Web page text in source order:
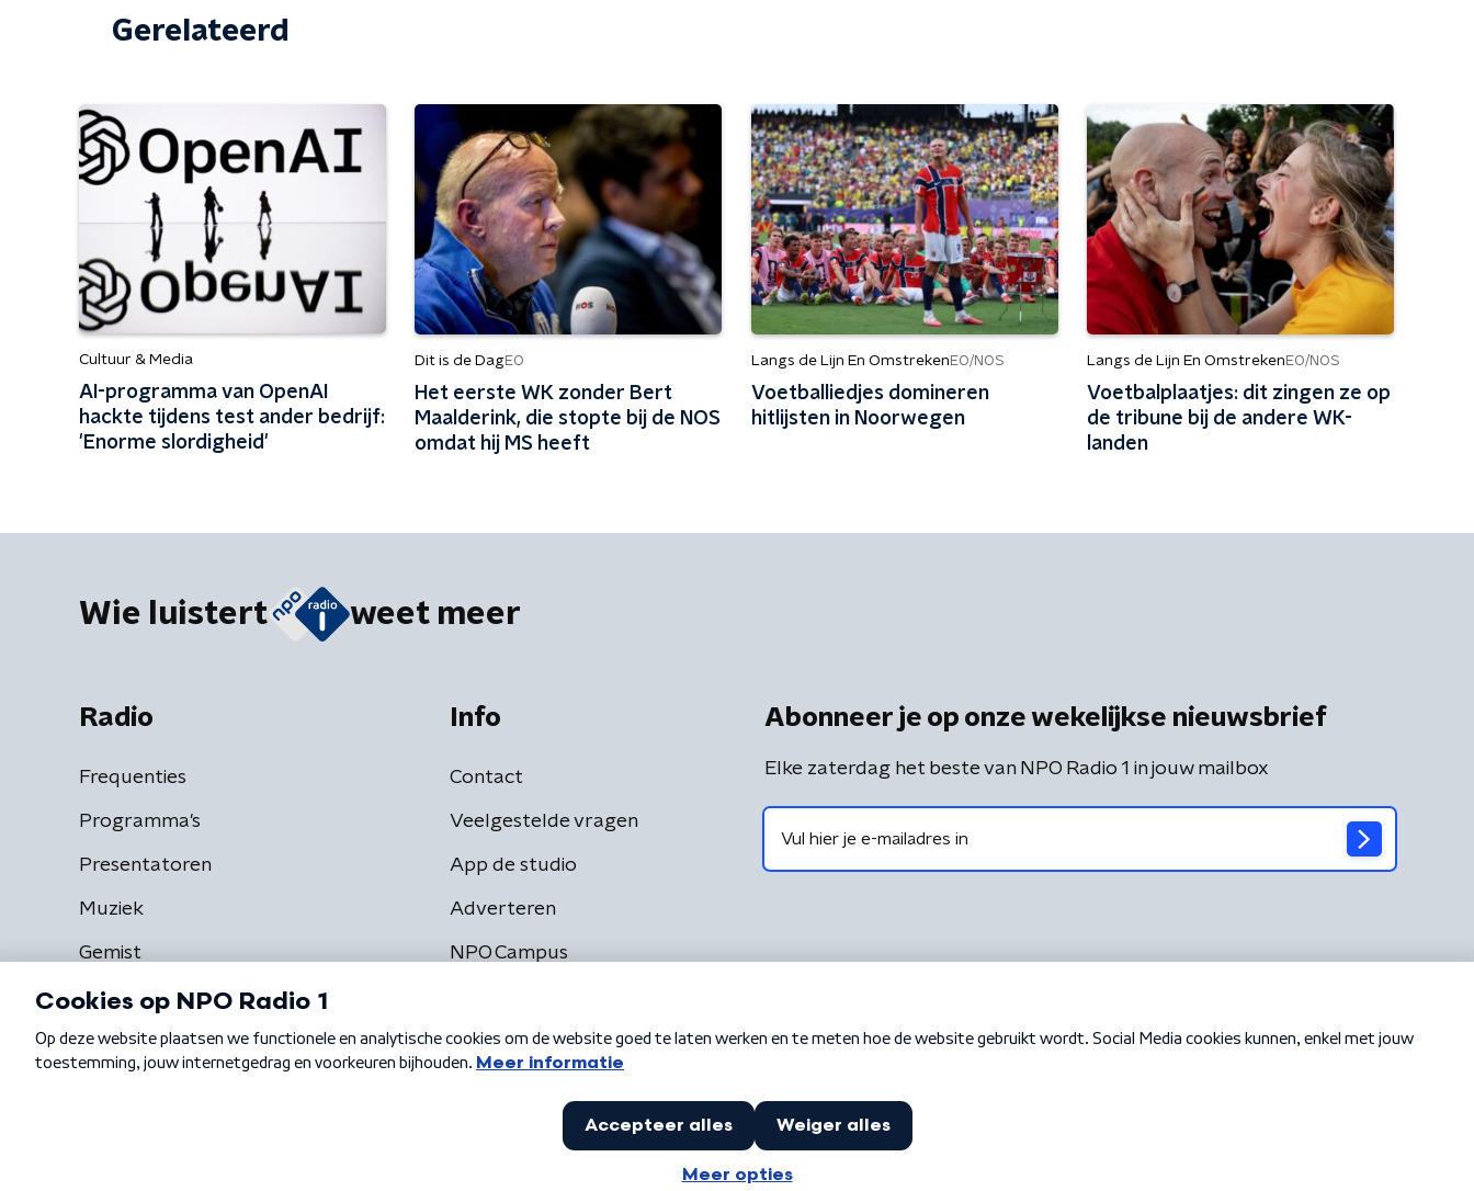
Gerelateerd
Cultuur & Media
AI-programma van OpenAI
hackte tijdens test ander bedrijf:
'Enorme slordigheid'
Dit is de DagEO
Het eerste WK zonder Bert
Maalderink, die stopte bij de NOS
omdat hij MS heeft
Langs de Lijn En Omstreken EO/NOS
Voetballiedjes domineren
hitlijsten in Noorwegen
Langs de Lijn En Omstreken EO/NOS
Voetbalplaatjes: dit zingen ze op
de tribune bij de andere WK-
landen
Wie luistert weet meer
Radio
Frequenties
Programma's
Presentatoren
Muziek
Gemist
Info
Contact
Veelgestelde vragen
App de studio
Adverteren
NPO Campus
Abonneer je op onze wekelijkse nieuwsbrief
Elke zaterdag het beste van NPO Radio 1 in jouw mailbox
Algemene voorwaarden Privacybeleid